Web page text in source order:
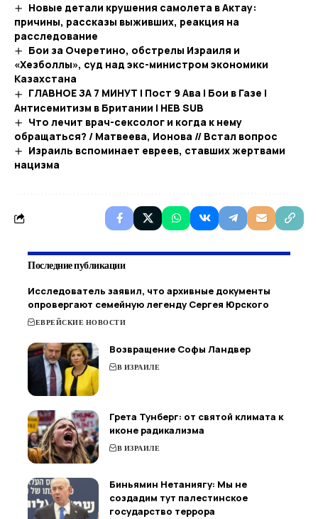
Новые детали крушения самолета в Актау:
причины, рассказы выживших, реакция на
расследование
Бои за Очеретино, обстрелы Израиля и
«Хезболлы», суд над экс-министром экономики
Казахстана
ГЛАВНОЕ ЗА 7 МИНУТ | Пост 9 Ава | Бои в Газе |
Антисемитизм в Британии | HEB SUB
Что лечит врач-сексолог и когда к нему
обращаться? / Матвеева, Ионова // Встал вопрос
Израиль вспоминает евреев, ставших жертвами
нацизма
Последние публикации
Исследователь заявил, что архивные документы
опровергают семейную легенду Сергея Юрского
ЕВРЕЙСКИЕ НОВОСТИ
Возвращение Софы Ландвер
В ИЗРАИЛЕ
Грета Тунберг: от святой климата к
иконе радикализма
В ИЗРАИЛЕ
Биньямин Нетаниягу: Мы не
создадим тут палестинское
государство террора